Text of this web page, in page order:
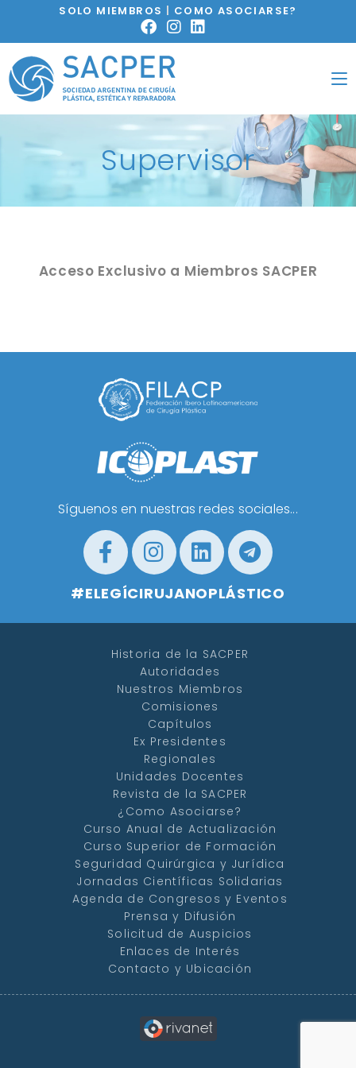
SOLO MIEMBROS | COMO ASOCIARSE?
Supervisor
Acceso Exclusivo a Miembros SACPER
Síguenos en nuestras redes sociales...
#ELEGÍCIRUJANOPLÁSTICO
Historia de la SACPER
Autoridades
Nuestros Miembros
Comisiones
Capítulos
Ex Presidentes
Regionales
Unidades Docentes
Revista de la SACPER
¿Como Asociarse?
Curso Anual de Actualización
Curso Superior de Formación
Seguridad Quirúrgica y Jurídica
Jornadas Científicas Solidarias
Agenda de Congresos y Eventos
Prensa y Difusión
Solicitud de Auspicios
Enlaces de Interés
Contacto y Ubicación